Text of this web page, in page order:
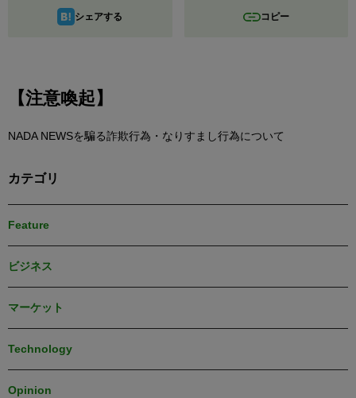
シェアする コピー
【注意喚起】
NADA NEWSを騙る詐欺行為・なりすまし行為について
カテゴリ
Feature
ビジネス
マーケット
Technology
Opinion